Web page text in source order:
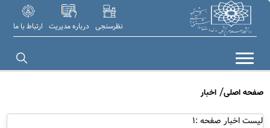
نظرسنجی درباره مدیریت ارتباط با ما
صفحه اصلی اخبار
لیست اخبار صفحه :1